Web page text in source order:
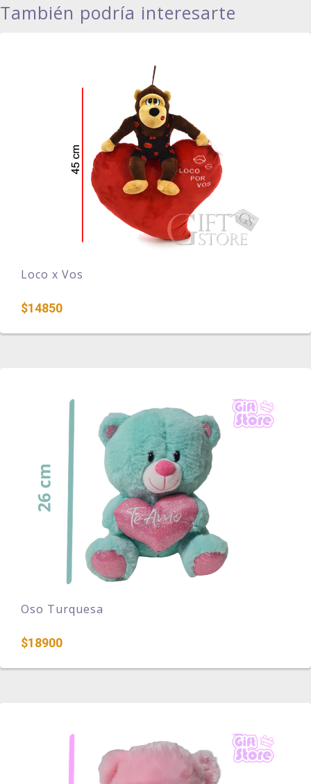
También podría interesarte
Loco x Vos
$14850
Oso Turquesa
$18900